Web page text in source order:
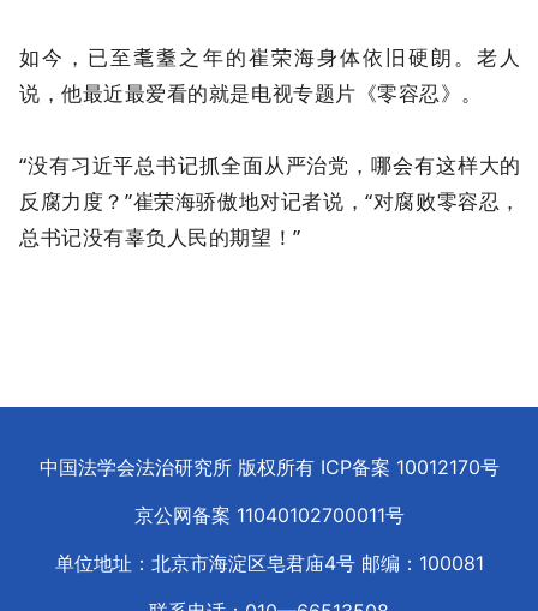
如今，已至耄耋之年的崔荣海身体依旧硬朗。老人
说，他最近最爱看的就是电视专题片《零容忍》。
“没有习近平总书记抓全面从严治党，哪会有这样大的
反腐力度？”崔荣海骄傲地对记者说，“对腐败零容忍，
总书记没有辜负人民的期望！”
中国法学会法治研究所 版权所有 ICP备案 10012170号
京公网备案 11040102700011号
单位地址：北京市海淀区皂君庙4号 邮编：100081